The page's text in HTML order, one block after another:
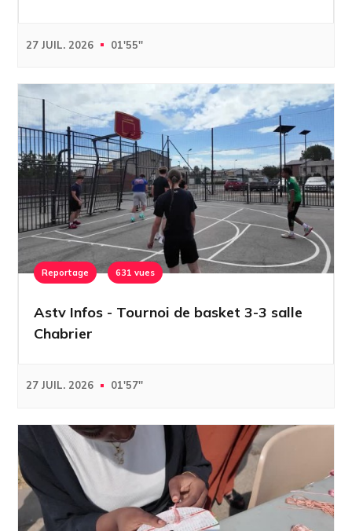
27 JUIL. 2026 01'55''
Reportage 631 vues
Astv Infos - Tournoi de basket 3-3 salle
Chabrier
27 JUIL. 2026 01'57''